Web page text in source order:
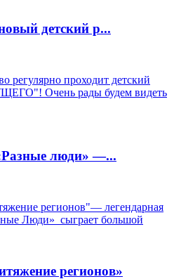
детский р...
регулярно проходит детский
Очень рады будем видеть
люди» —...
регионов"— легендарная
Люди» сыграет большой
регионов»